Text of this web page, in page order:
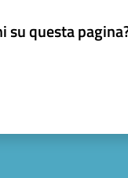
su questa